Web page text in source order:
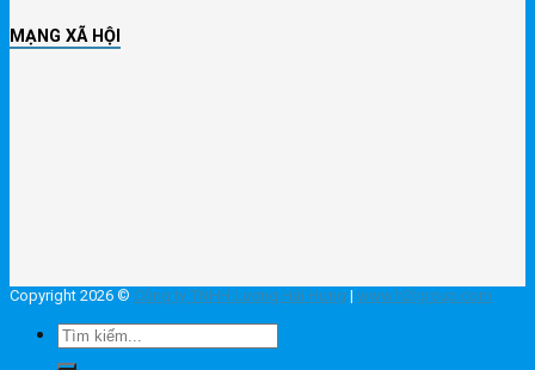
MẠNG XÃ HỘI
Copyright 2026 © Công ty TNHH Lương Hải Hưng | www.h2lgroup.com
Tìm